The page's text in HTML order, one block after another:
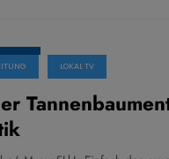
LOKAL TV